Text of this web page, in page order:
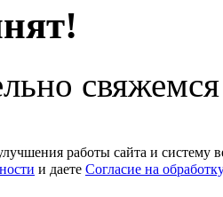
работы сайта и систему
и даете Согласие на